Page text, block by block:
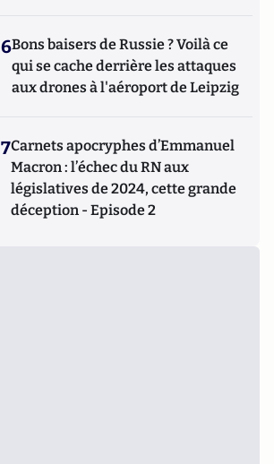
6Bons baisers de Russie ? Voilà ce
qui se cache derrière les attaques
aux drones à l'aéroport de Leipzig
7Carnets apocryphes d’Emmanuel
Macron : l’échec du RN aux
législatives de 2024, cette grande
déception - Episode 2